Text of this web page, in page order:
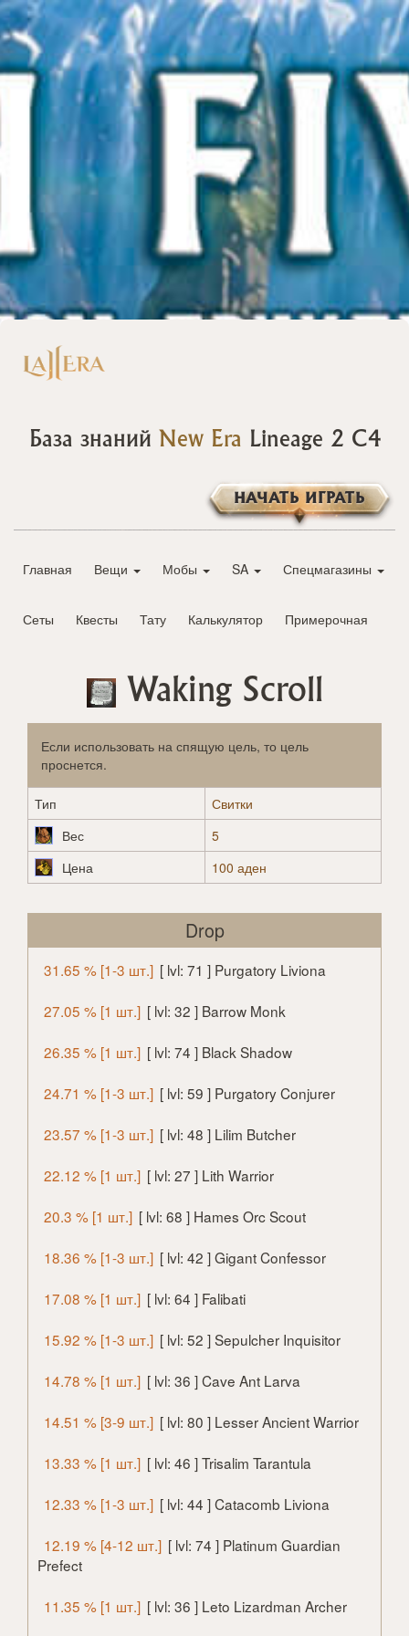
База знаний New Era Lineage 2 C4
НАЧАТЬ ИГРАТЬ
Главная Вещи Мобы SA Спецмагазины
Сеты Квесты Тату Калькулятор Примерочная
Waking Scroll
Если использовать на спящую цель, то цель
проснется.
Тип
Свитки
Вес
5
Цена
100 аден
Drop
31.65 % [1-3 шт.] [ lvl: 71 ] Purgatory Liviona
27.05 % [1 шт.] [ lvl: 32 ] Barrow Monk
26.35 % [1 шт.] [ lvl: 74 ] Black Shadow
24.71 % [1-3 шт.] [ lvl: 59 ] Purgatory Conjurer
23.57 % [1-3 шт.] [ lvl: 48 ] Lilim Butcher
22.12 % [1 шт.] [ lvl: 27 ] Lith Warrior
20.3 % [1 шт.] [ lvl: 68 ] Hames Orc Scout
18.36 % [1-3 шт.] [ lvl: 42 ] Gigant Confessor
17.08 % [1 шт.] [ lvl: 64 ] Falibati
15.92 % [1-3 шт.] [ lvl: 52 ] Sepulcher Inquisitor
14.78 % [1 шт.] [ lvl: 36 ] Cave Ant Larva
14.51 % [3-9 шт.] [ lvl: 80 ] Lesser Ancient Warrior
13.33 % [1 шт.] [ lvl: 46 ] Trisalim Tarantula
12.33 % [1-3 шт.] [ lvl: 44 ] Catacomb Liviona
12.19 % [4-12 шт.] [ lvl: 74 ] Platinum Guardian
Prefect
11.35 % [1 шт.] [ lvl: 36 ] Leto Lizardman Archer